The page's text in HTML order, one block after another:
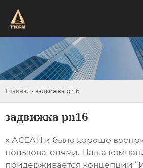
Главная - задвижка pn16
задвижка pn16
х АСЕАН и было хорошо
пользователями. Наша
придерживается концепции